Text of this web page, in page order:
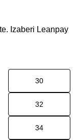
Izaberi Leanpay
30
32
34